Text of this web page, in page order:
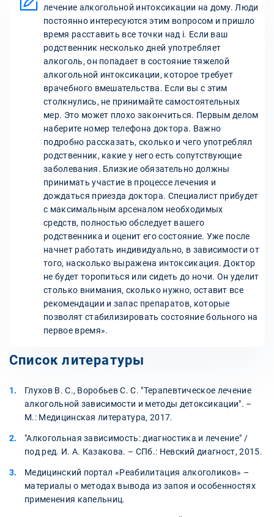
лечение алкогольной интоксикации на дому. Люди
постоянно интересуются этим вопросом и пришло
время расставить все точки над i. Если ваш
родственник несколько дней употребляет
алкоголь, он попадает в состояние тяжелой
алкогольной интоксикации, которое требует
врачебного вмешательства. Если вы с этим
столкнулись, не принимайте самостоятельных
мер. Это может плохо закончиться. Первым делом
наберите номер телефона доктора. Важно
подробно рассказать, сколько и чего употреблял
родственник, какие у него есть сопутствующие
заболевания. Близкие обязательно должны
принимать участие в процессе лечения и
дождаться приезда доктора. Специалист прибудет
с максимальным арсеналом необходимых
средств, полностью обследует вашего
родственника и оценит его состояние. Уже после
начнет работать индивидуально, в зависимости от
того, насколько выражена интоксикация. Доктор
не будет торопиться или сидеть до ночи. Он уделит
столько внимания, сколько нужно, оставит все
рекомендации и запас препаратов, которые
позволят стабилизировать состояние больного на
первое время».
Список литературы
Глухов В. С., Воробьев С. С. "Терапевтическое лечение
алкогольной зависимости и методы детоксикации". –
М.: Медицинская литература, 2017.
"Алкогольная зависимость: диагностика и лечение" /
под ред. И. А. Казакова. – СПб.: Невский диагност, 2015.
Медицинский портал «Реабилитация алкоголиков» –
материалы о методах вывода из запоя и особенностях
применения капельниц.